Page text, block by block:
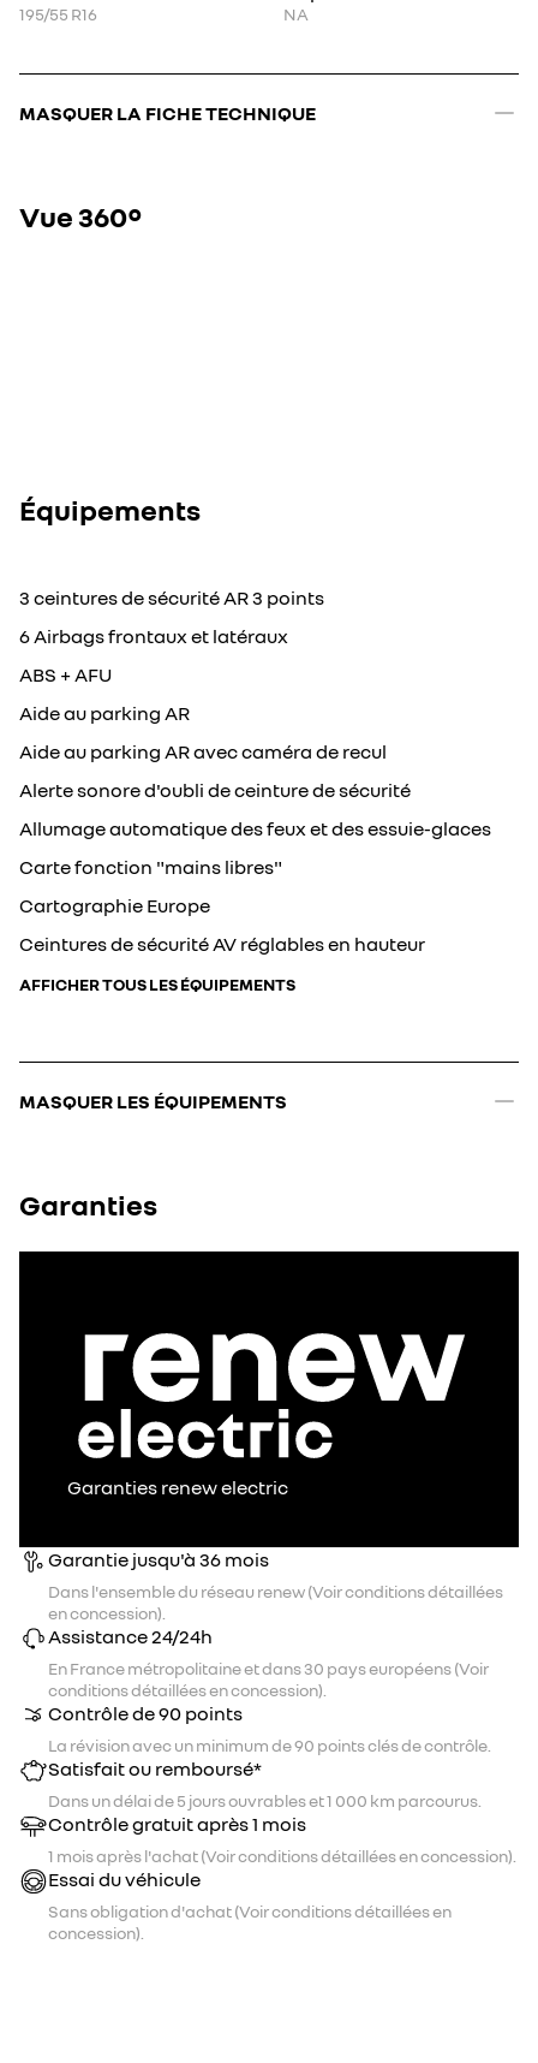
MASQUER LA FICHE TECHNIQUE
195/55 R16 NA
Vue 360°
Équipements
MASQUER LES ÉQUIPEMENTS
3 ceintures de sécurité AR 3 points
6 Airbags frontaux et latéraux
ABS + AFU
Aide au parking AR
Aide au parking AR avec caméra de recul
Alerte sonore d'oubli de ceinture de sécurité
Allumage automatique des feux et des essuie-glaces
Carte fonction "mains libres"
Cartographie Europe
Ceintures de sécurité AV réglables en hauteur
AFFICHER TOUS LES ÉQUIPEMENTS
Garanties
Garanties renew electric
Garantie jusqu'à 36 mois
Dans l'ensemble du réseau renew (Voir conditions détaillées
en concession).
Assistance 24/24h
En France métropolitaine et dans 30 pays européens (Voir
conditions détaillées en concession).
Contrôle de 90 points
La révision avec un minimum de 90 points clés de contrôle.
Satisfait ou remboursé*
Dans un délai de 5 jours ouvrables et 1 000 km parcourus.
Contrôle gratuit après 1 mois
1 mois après l'achat (Voir conditions détaillées en concession).
Essai du véhicule
Sans obligation d'achat (Voir conditions détaillées en
concession).